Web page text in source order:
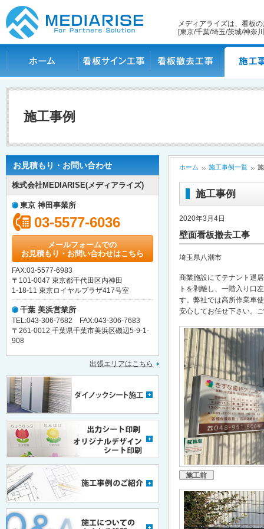
メディアライズは、看板
[東京/千葉/埼玉/茨城/神奈
施工事例
お見積もり・お問い合わせ
株式会社MEDIARISE(メディアライズ)
東京 神田事業所
03-5577-6036
メールフォームでの
お見積もり・お問い合わせはこちら
FAX:03-5577-6983
〒101-0047 東京都千代田区内神田
1-18-11 東京ロイヤルプラザ417号室
千葉 美浜営業所
TEL:043-306-7682 FAX:043-306-7683
〒261-0012 千葉県千葉市美浜区磯辺5-9-1-
908
出張エリアはこちら
ホーム 施工事例一覧
施工事例
2020年3月4日
壁面看板撤去工事
埼玉県八潮市
商業施設にてテナント退
トを剥離し、一階入り口
す。弊社では高所作業車
安心してお任せ下さい。
施工前